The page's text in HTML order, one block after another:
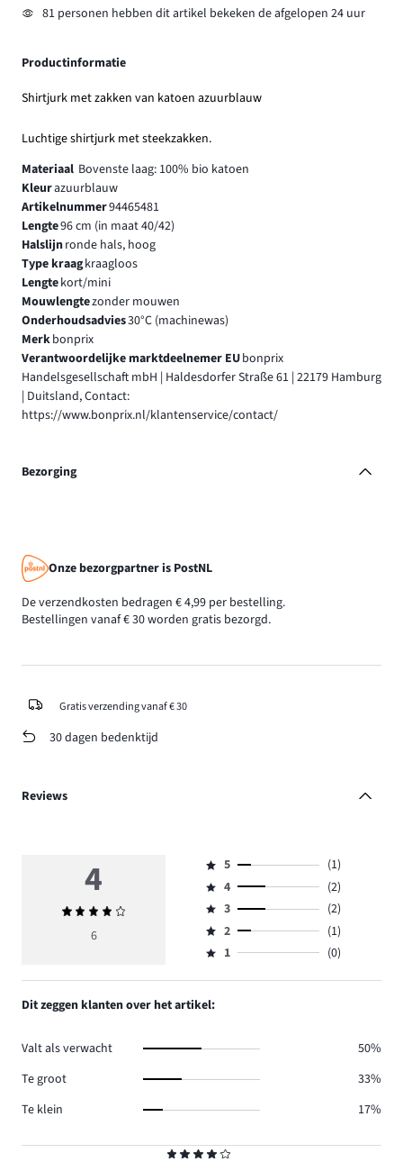
81 personen hebben dit artikel bekeken de afgelopen 24 uur
Productinformatie
Shirtjurk met zakken van katoen azuurblauw
Luchtige shirtjurk met steekzakken.
Materiaal Bovenste laag: 100% bio katoen
Kleurazuurblauw
Artikelnummer94465481
Lengte96 cm (in maat 40/42)
Halslijnronde hals, hoog
Type kraagkraagloos
Lengtekort/mini
Mouwlengtezonder mouwen
Onderhoudsadvies30°C (machinewas)
Merkbonprix
Verantwoordelijke marktdeelnemer EUbonprix
Handelsgesellschaft mbH | Haldesdorfer Straße 61 | 22179 Hamburg
| Duitsland, Contact:
https://www.bonprix.nl/klantenservice/contact/
Bezorging
Onze bezorgpartner is PostNL
De verzendkosten bedragen € 4,99 per bestelling.
Bestellingen vanaf € 30 worden gratis bezorgd.
Gratis verzending vanaf € 30
30 dagen bedenktijd
Reviews
4
Gemiddelde
beoordeling
6
Beoordeling
5,
aantal
reviews
1.
5
(1)
Beoordeling
4,
aantal
reviews
4
(2)
Beoordeling
3,
aantal
3
(2)
Beoordeling
2,
1.
2
(1)
Beoordeling
1,
aantal
reviews
1 (0)
Dit zeggen klanten over het artikel:
Valt als verwacht
50%
Te groot
33%
Te klein
17%